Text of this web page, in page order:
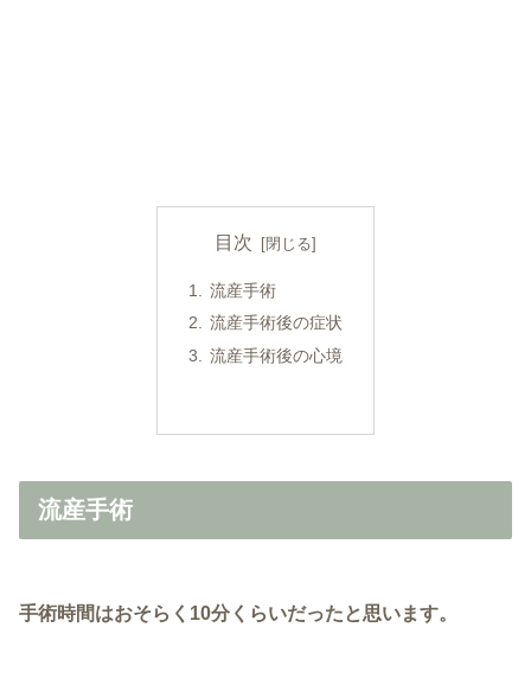
目次
流産手術
流産手術後の症状
流産手術後の心境
流産手術
手術時間はおそらく10分くらいだったと思います。